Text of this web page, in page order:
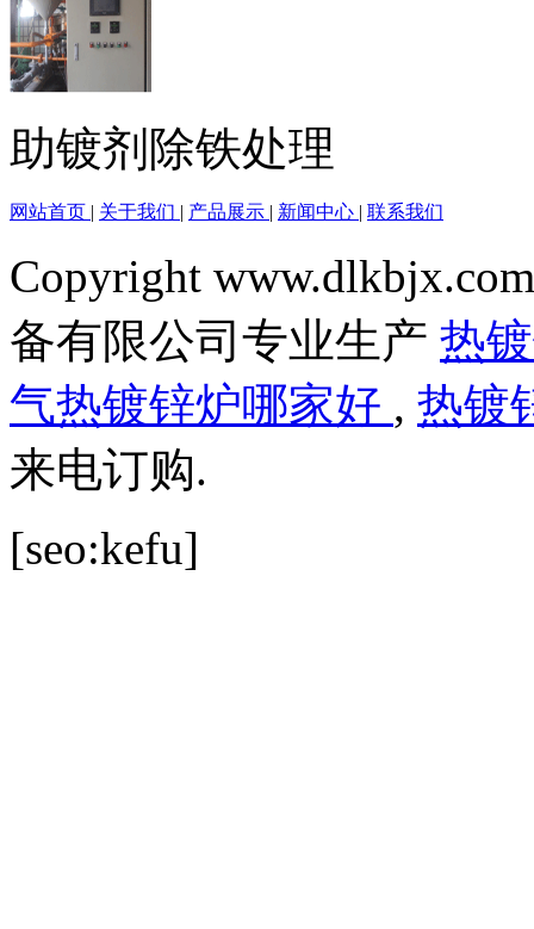
助镀剂除铁处理
网站首页 | 关于我们 | 产品展示 | 新闻中心 | 联系我们
Copyright
备有限公司专业生产 热
气热镀锌炉哪家好 , 热镀
来电订购.
[seo:kefu]